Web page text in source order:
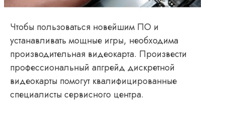
Чтобы пользоваться новейшим ПО и
устанавливать мощные игры, необходима
производительная видеокарта. Произвести
профессиональный апгрейд дискретной
видеокарты помогут квалифицированные
специалисты сервисного центра.